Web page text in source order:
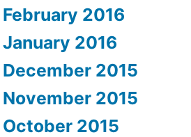
February 2016
January 2016
December 2015
November 2015
October 2015